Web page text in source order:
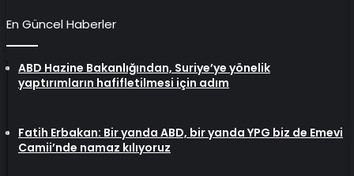
En Güncel Haberler
ABD Hazine Bakanlığından, Suriye’ye yönelik
yaptırımların hafifletilmesi için adım
Fatih Erbakan: Bir yanda ABD, bir yanda YPG biz de Emevi
Camii’nde namaz kılıyoruz